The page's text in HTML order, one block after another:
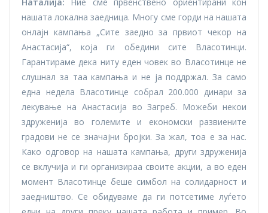
нашата локална заедница. Многу сме горди на нашата
онлајн кампања „Сите заедно за првиот чекор на
Анастасија“, која ги обедини сите Власотинци.
Гарантираме дека ниту еден човек во Власотинце не
слушнал за таа кампања и не ја поддржал. За само
една недела Власотинце собрал 200.000 динари за
лекување на Анастасија во Загреб. Можеби некои
здруженија во големите и економски развиените
градови не се значајни бројки. За жал, тоа е за нас.
Како одговор на нашата кампања, други здруженија
се вклучија и ги организираа своите акции, а во еден
момент Власотинце беше симбол на солидарност и
заедништво. Се обидуваме да ги потсетиме луѓето